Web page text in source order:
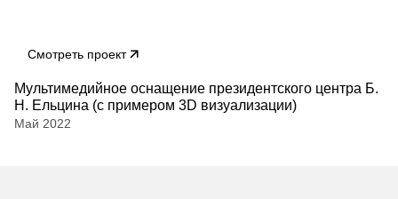
Смотреть проект
Мультимедийное оснащение президентского центра Б.
Н. Ельцина (с примером 3D визуализации)
Май 2022